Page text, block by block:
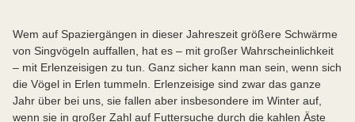
Wem auf Spaziergängen in dieser Jahreszeit größere Schwärme
von Singvögeln auffallen, hat es – mit großer Wahrscheinlichkeit
– mit Erlenzeisigen zu tun. Ganz sicher kann man sein, wenn sich
die Vögel in Erlen tummeln. Erlenzeisige sind zwar das ganze
Jahr über bei uns, sie fallen aber insbesondere im Winter auf,
wenn sie in großer Zahl auf Futtersuche durch die kahlen Äste